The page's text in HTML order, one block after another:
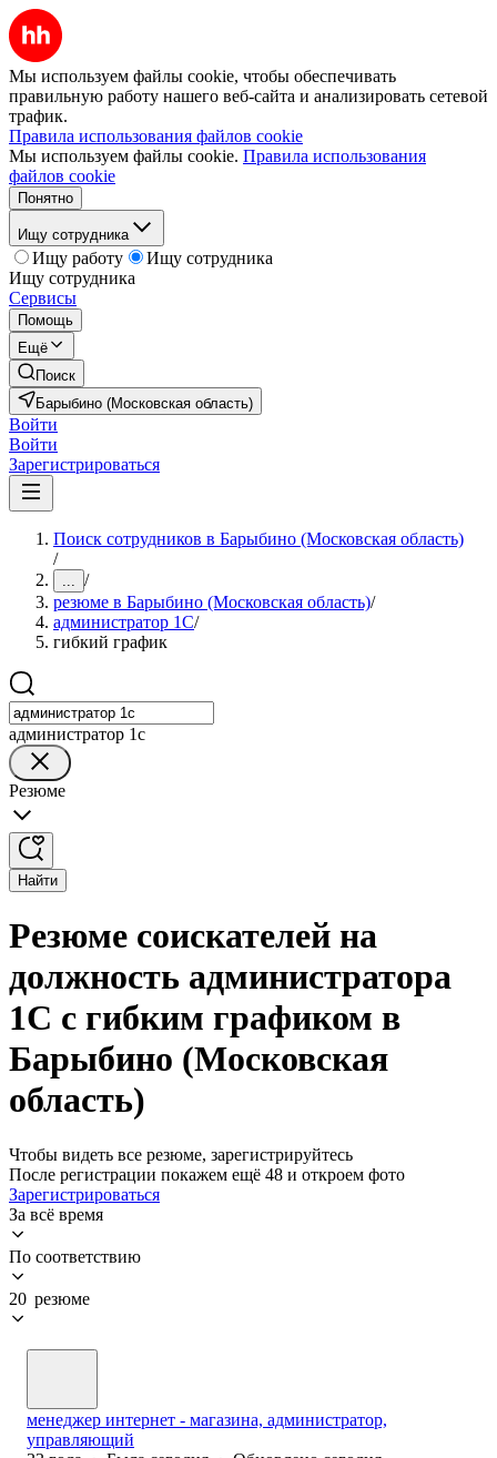
Мы используем файлы cookie, чтобы обеспечивать
правильную работу нашего веб-сайта и анализировать сетевой
трафик.
Правила использования файлов cookie
Мы используем файлы cookie. Правила использования
файлов cookie
Понятно
Ищу сотрудника
Ищу работу
Ищу сотрудника
Ищу сотрудника
Сервисы
Помощь
Ещё
Поиск
Барыбино (Московская область)
Войти
Войти
Зарегистрироваться
Поиск сотрудников в Барыбино (Московская область)
/
... /
резюме в Барыбино (Московская область)/
администратор 1С/
гибкий график
администратор 1с
Резюме
Найти
Резюме соискателей на
должность администратора
1С с гибким графиком в
Барыбино (Московская
область)
Чтобы видеть все резюме, зарегистрируйтесь
После регистрации покажем ещё 48 и откроем фото
Зарегистрироваться
За всё время
По соответствию
20 резюме
менеджер интернет - магазина, администратор,
управляющий